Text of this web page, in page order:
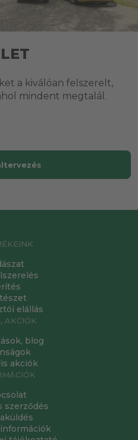
a kiválóan felszerelt,
mindent megtalál.
elállás
AKCIÓK
blog
akciók
szerződés